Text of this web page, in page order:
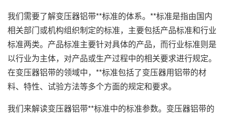
我们需要了解变压器铝带**标准的体系。**标准是指由国内
相关部门或机构组织制定的标准，主要包括产品标准和行业
标准两类。产品标准主要针对具体的产品，而行业标准则是
以行业为主体，对产品或生产过程中的相关要求进行规定。
在变压器铝带的领域中，**标准包括了变压器用铝带的材
料、特性、试验方法等多个方面的规定和要求。
我们来解读变压器铝带**标准中的标准参数。变压器铝带的